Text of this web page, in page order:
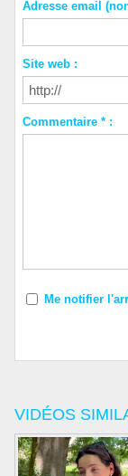
VIDÉOS
Adresse email
Site web :
Commentaire * :
Me notifier